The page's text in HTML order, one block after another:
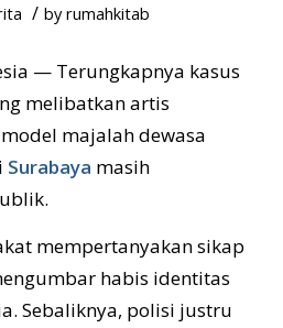
/ byrumahkitab
— Terungkapnya kasus
melibatkan artis
majalah dewasa
Surabaya masih
mempertanyakan sikap
habis identitas
Sebaliknya, polisi justru